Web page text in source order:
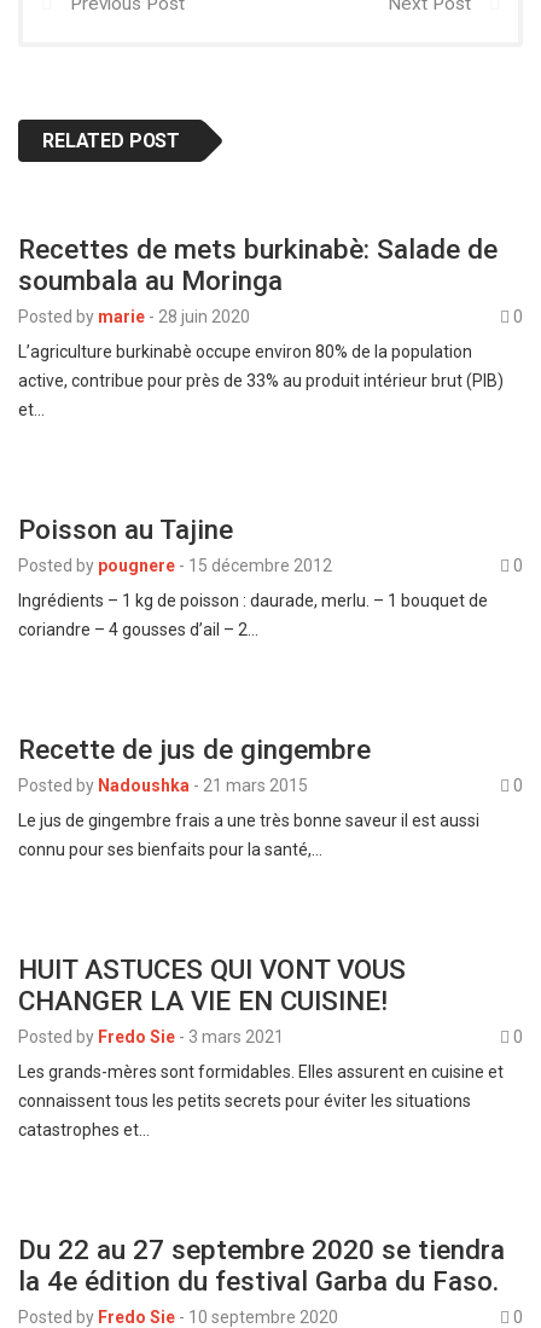
RELATED POST
Recettes de mets burkinabè: Salade de
soumbala au Moringa
Posted by marie - 28 juin 2020
0
L’agriculture burkinabè occupe environ 80% de la population
active, contribue pour près de 33% au produit intérieur brut (PIB)
et…
Poisson au Tajine
Posted by pougnere - 15 décembre 2012
0
Ingrédients – 1 kg de poisson : daurade, merlu. – 1 bouquet de
coriandre – 4 gousses d’ail – 2…
Recette de jus de gingembre
Posted by Nadoushka - 21 mars 2015
0
Le jus de gingembre frais a une très bonne saveur il est aussi
connu pour ses bienfaits pour la santé,…
HUIT ASTUCES QUI VONT VOUS
CHANGER LA VIE EN CUISINE!
Posted by Fredo Sie - 3 mars 2021
0
Les grands-mères sont formidables. Elles assurent en cuisine et
connaissent tous les petits secrets pour éviter les situations
catastrophes et…
Du 22 au 27 septembre 2020 se tiendra
la 4e édition du festival Garba du Faso.
Posted by Fredo Sie - 10 septembre 2020
0